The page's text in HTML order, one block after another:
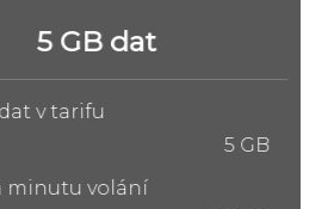
5 GB dat
tarifu
5 GB
volání